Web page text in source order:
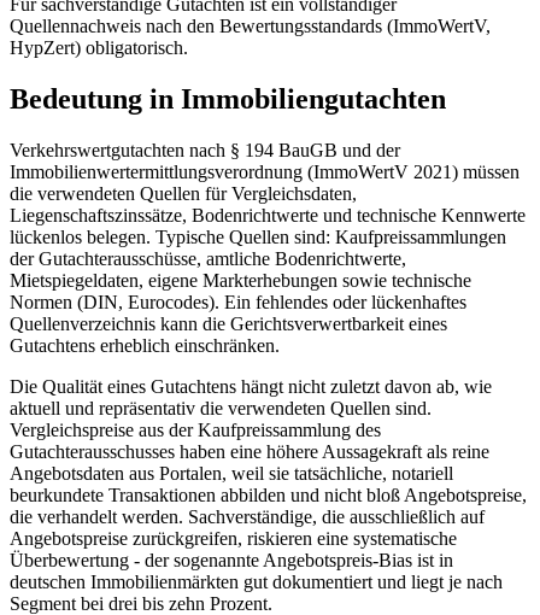
Quellennachweis nach den Bewertungsstandards (ImmoWertV,
HypZert) obligatorisch.
Bedeutung in Immobiliengutachten
Verkehrswertgutachten nach § 194 BauGB und der
Immobilienwertermittlungsverordnung (ImmoWertV 2021) müssen
die verwendeten Quellen für Vergleichsdaten,
Liegenschaftszinssätze, Bodenrichtwerte und technische Kennwerte
lückenlos belegen. Typische Quellen sind: Kaufpreissammlungen
der Gutachterausschüsse, amtliche Bodenrichtwerte,
Mietspiegeldaten, eigene Markterhebungen sowie technische
Normen (DIN, Eurocodes). Ein fehlendes oder lückenhaftes
Quellenverzeichnis kann die Gerichtsverwertbarkeit eines
Gutachtens erheblich einschränken.
Die Qualität eines Gutachtens hängt nicht zuletzt davon ab, wie
aktuell und repräsentativ die verwendeten Quellen sind.
Vergleichspreise aus der Kaufpreissammlung des
Gutachterausschusses haben eine höhere Aussagekraft als reine
Angebotsdaten aus Portalen, weil sie tatsächliche, notariell
beurkundete Transaktionen abbilden und nicht bloß Angebotspreise,
die verhandelt werden. Sachverständige, die ausschließlich auf
Angebotspreise zurückgreifen, riskieren eine systematische
Überbewertung - der sogenannte Angebotspreis-Bias ist in
deutschen Immobilienmärkten gut dokumentiert und liegt je nach
Segment bei drei bis zehn Prozent.